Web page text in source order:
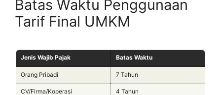
Batas Waktu Penggunaan
Tarif Final UMKM
Jenis Wajib Pajak Batas Waktu
Orang Pribadi 7 Tahun
CV/Firma/Koperasi 4 Tahun